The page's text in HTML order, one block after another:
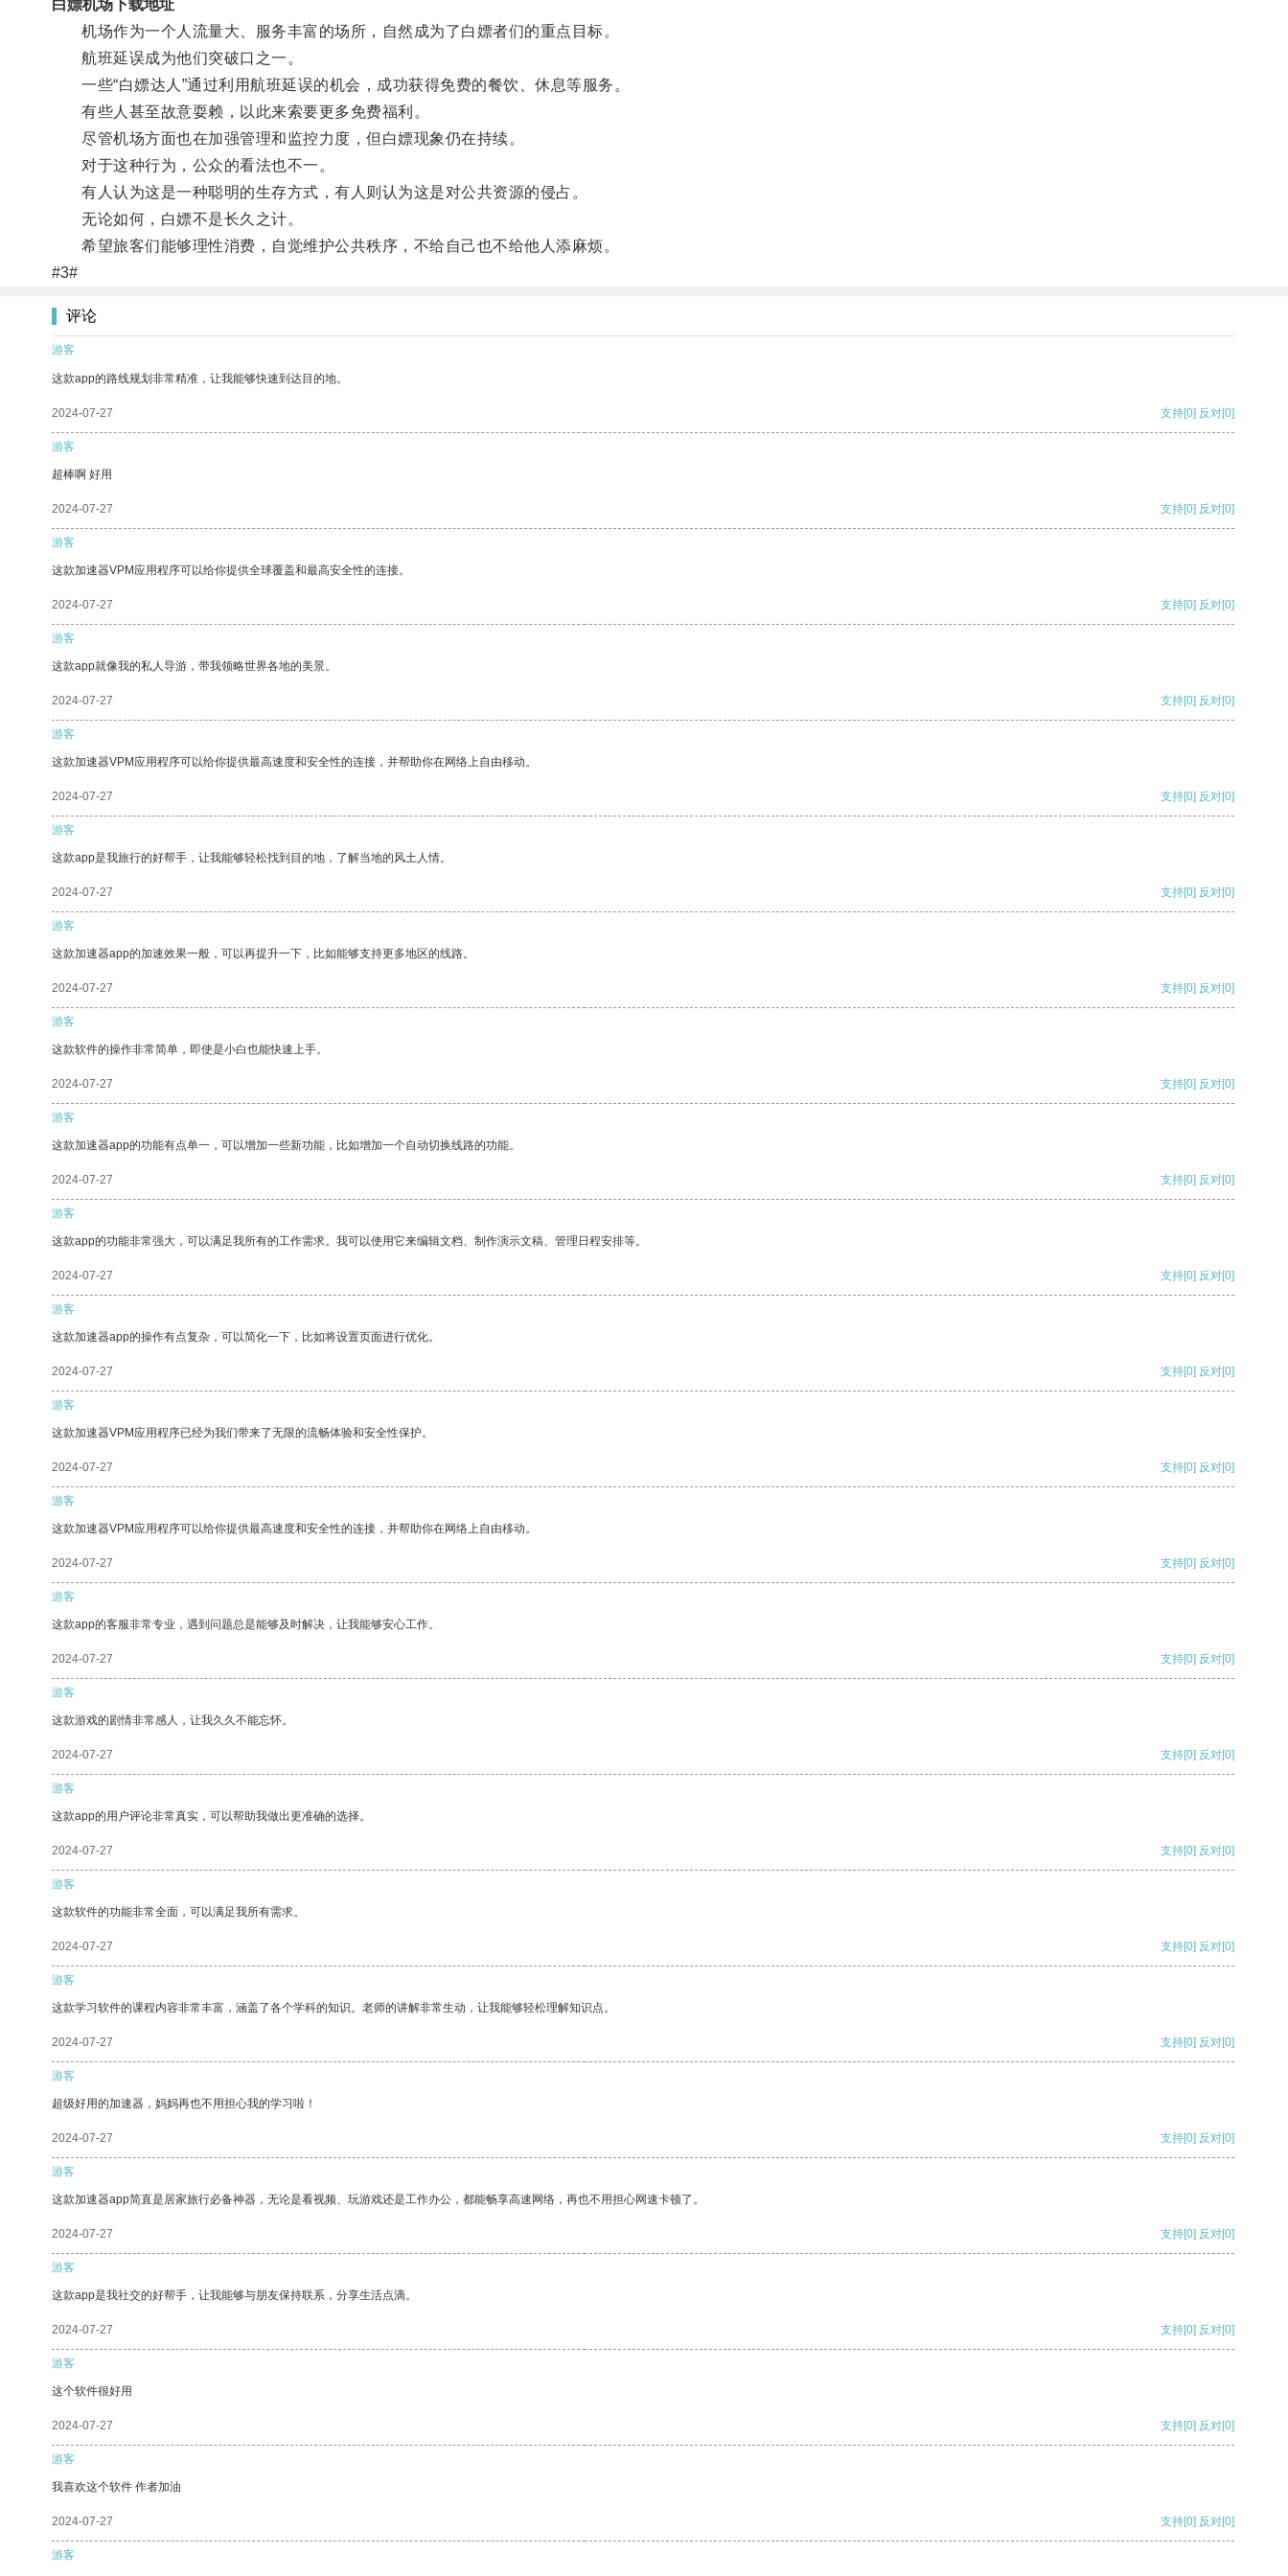
白嫖机场下载地址
机场作为一个人流量大、服务丰富的场所，自然成为了白嫖者们的重点目标。
航班延误成为他们突破口之一。
一些“白嫖达人”通过利用航班延误的机会，成功获得免费的餐饮、休息等服务。
有些人甚至故意耍赖，以此来索要更多免费福利。
尽管机场方面也在加强管理和监控力度，但白嫖现象仍在持续。
对于这种行为，公众的看法也不一。
有人认为这是一种聪明的生存方式，有人则认为这是对公共资源的侵占。
无论如何，白嫖不是长久之计。
希望旅客们能够理性消费，自觉维护公共秩序，不给自己也不给他人添麻烦。
#3#
评论
游客
这款app的路线规划非常精准，让我能够快速到达目的地。
2024-07-27 支持[0] 反对[0]
游客
超棒啊 好用
2024-07-27 支持[0] 反对[0]
游客
这款加速器VPM应用程序可以给你提供全球覆盖和最高安全性的连接。
2024-07-27 支持[0] 反对[0]
游客
这款app就像我的私人导游，带我领略世界各地的美景。
2024-07-27 支持[0] 反对[0]
游客
这款加速器VPM应用程序可以给你提供最高速度和安全性的连接，并帮助你在网络上自由移动。
2024-07-27 支持[0] 反对[0]
游客
这款app是我旅行的好帮手，让我能够轻松找到目的地，了解当地的风土人情。
2024-07-27 支持[0] 反对[0]
游客
这款加速器app的加速效果一般，可以再提升一下，比如能够支持更多地区的线路。
2024-07-27 支持[0] 反对[0]
游客
这款软件的操作非常简单，即使是小白也能快速上手。
2024-07-27 支持[0] 反对[0]
游客
这款加速器app的功能有点单一，可以增加一些新功能，比如增加一个自动切换线路的功能。
2024-07-27 支持[0] 反对[0]
游客
这款app的功能非常强大，可以满足我所有的工作需求。我可以使用它来编辑文档、制作演示文稿、管理日程安排等。
2024-07-27 支持[0] 反对[0]
游客
这款加速器app的操作有点复杂，可以简化一下，比如将设置页面进行优化。
2024-07-27 支持[0] 反对[0]
游客
这款加速器VPM应用程序已经为我们带来了无限的流畅体验和安全性保护。
2024-07-27 支持[0] 反对[0]
游客
这款加速器VPM应用程序可以给你提供最高速度和安全性的连接，并帮助你在网络上自由移动。
2024-07-27 支持[0] 反对[0]
游客
这款app的客服非常专业，遇到问题总是能够及时解决，让我能够安心工作。
2024-07-27 支持[0] 反对[0]
游客
这款游戏的剧情非常感人，让我久久不能忘怀。
2024-07-27 支持[0] 反对[0]
游客
这款app的用户评论非常真实，可以帮助我做出更准确的选择。
2024-07-27 支持[0] 反对[0]
游客
这款软件的功能非常全面，可以满足我所有需求。
2024-07-27 支持[0] 反对[0]
游客
这款学习软件的课程内容非常丰富，涵盖了各个学科的知识。老师的讲解非常生动，让我能够轻松理解知识点。
2024-07-27 支持[0] 反对[0]
游客
超级好用的加速器，妈妈再也不用担心我的学习啦！
2024-07-27 支持[0] 反对[0]
游客
这款加速器app简直是居家旅行必备神器，无论是看视频、玩游戏还是工作办公，都能畅享高速网络，再也不用担心网速卡顿了。
2024-07-27 支持[0] 反对[0]
游客
这款app是我社交的好帮手，让我能够与朋友保持联系，分享生活点滴。
2024-07-27 支持[0] 反对[0]
游客
这个软件很好用
2024-07-27 支持[0] 反对[0]
游客
我喜欢这个软件 作者加油
2024-07-27 支持[0] 反对[0]
游客